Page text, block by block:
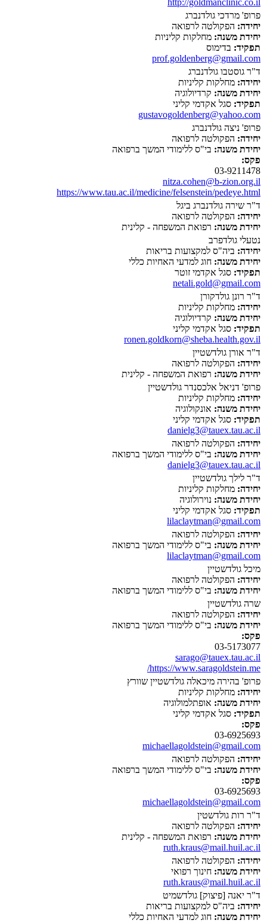
פרופ' מרדכי גולדנברג
יחידה: הפקולטה לרפואה
יחידת משנה: מחלקות קליניות
תפקיד: בדימוס
prof.goldenberg@gmail.com
ד"ר גוסטבו גולדנברג
יחידה: מחלקות קליניות
יחידת משנה: קרדיולוגיה
תפקיד: סגל אקדמי קליני
gustavogoldenberg@yahoo.com
פרופ' ניצה גולדנברג
יחידה: הפקולטה לרפואה
יחידת משנה: בי"ס ללימודי המשך ברפואה
פקס:
03-9211478
nitza.cohen@b-zion.org.il
https://www.tau.ac.il/medicine/felsenstein/pedeye.html
ד"ר שירה גולדנברג ביגל
יחידה: הפקולטה לרפואה
יחידת משנה: רפואת המשפחה - קלינית
נטעלי גולדפרב
יחידה: ביה"ס למקצועות בריאות
יחידת משנה: חוג למדעי האחיות כללי
תפקיד: סגל אקדמי זוטר
netali.gold@gmail.com
ד"ר רונן גולדקורן
יחידה: מחלקות קליניות
יחידת משנה: קרדיולוגיה
תפקיד: סגל אקדמי קליני
ronen.goldkorn@sheba.health.gov.il
ד"ר אורן גולדשטיין
יחידה: הפקולטה לרפואה
יחידת משנה: רפואת המשפחה - קלינית
פרופ' דניאל אלכסנדר גולדשטיין
יחידה: מחלקות קליניות
יחידת משנה: אונקולוגיה
תפקיד: סגל אקדמי קליני
danielg3@tauex.tau.ac.il
יחידה: הפקולטה לרפואה
יחידת משנה: בי"ס ללימודי המשך ברפואה
danielg3@tauex.tau.ac.il
ד"ר לילך גולדשטיין
יחידה: מחלקות קליניות
יחידת משנה: נוירולוגיה
תפקיד: סגל אקדמי קליני
lilaclaytman@gmail.com
יחידה: הפקולטה לרפואה
יחידת משנה: בי"ס ללימודי המשך ברפואה
lilaclaytman@gmail.com
מיכל גולדשטיין
יחידה: הפקולטה לרפואה
יחידת משנה: בי"ס ללימודי המשך ברפואה
שרה גולדשטיין
יחידה: הפקולטה לרפואה
יחידת משנה: בי"ס ללימודי המשך ברפואה
פקס:
03-5173077
sarago@tauex.tau.ac.il
https://www.saragoldstein.me/
פרופ' בהירה מיכאלה גולדשטיין שוורץ
יחידה: מחלקות קליניות
יחידת משנה: אופתלמולוגיה
תפקיד: סגל אקדמי קליני
פקס:
03-6925693
michaellagoldstein@gmail.com
יחידה: הפקולטה לרפואה
יחידת משנה: בי"ס ללימודי המשך ברפואה
פקס:
03-6925693
michaellagoldstein@gmail.com
ד"ר רות גולדשטין
יחידה: הפקולטה לרפואה
יחידת משנה: רפואת המשפחה - קלינית
ruth.kraus@mail.huil.ac.il
יחידה: הפקולטה לרפואה
יחידת משנה: חינוך רפואי
ruth.kraus@mail.huil.ac.il
ד"ר יאנה [פיצוק] גולדשמיט
יחידה: ביה"ס למקצועות בריאות
יחידת משנה: חוג למדעי האחיות כללי